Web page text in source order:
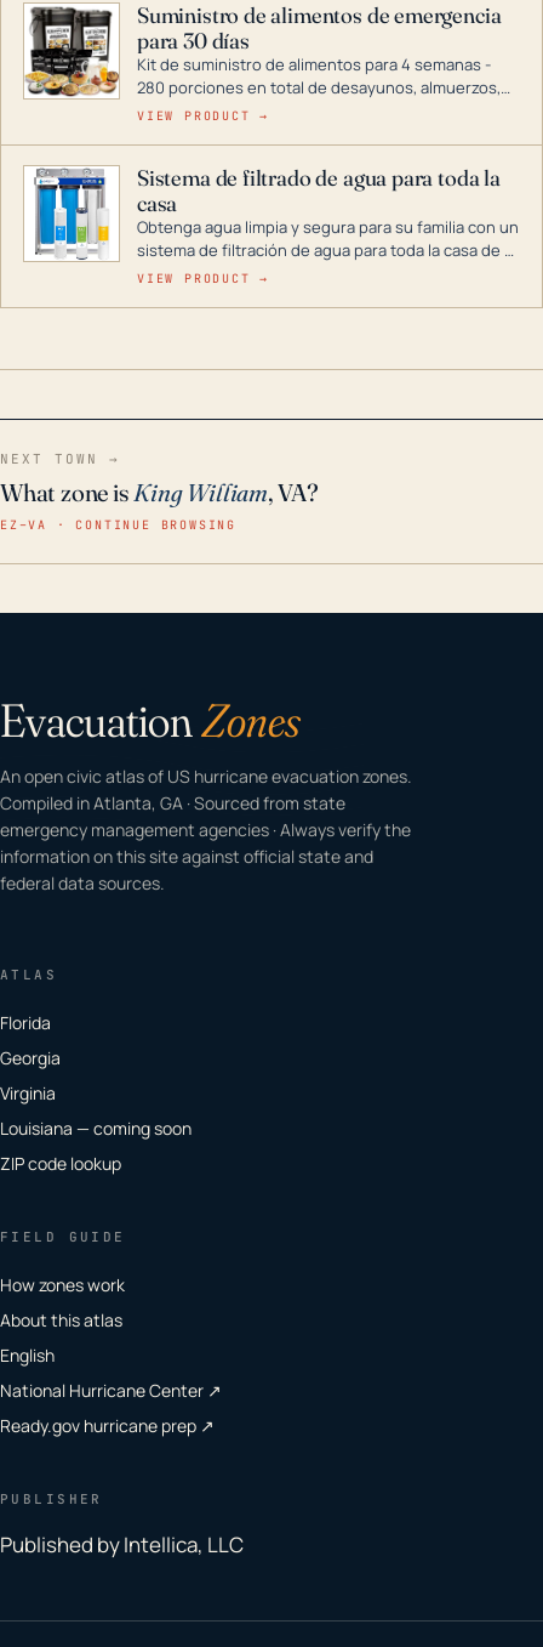
combustible dual, con una gama completa que
abarca desde inversores digitales hasta
generadores que pueden alimentar toda su casa.
Suministro de alimentos de emergencia
para 30 días
Kit de suministro de alimentos para 4 semanas -
280 porciones en total de desayunos, almuerzos,
cenas y postres. Se puede almacenar durante
VIEW PRODUCT →
Sistema de filtrado de agua para toda la
casa
Obtenga agua limpia y segura para su familia con un
sistema de filtración de agua para toda la casa de 3
etapas. La tecnología avanzada de este filtro
en situaciones de emergencia.
VIEW PRODUCT →
NEXT TOWN →
What zone isKing William, VA?
EZ–VA · CONTINUE BROWSING
EvacuationZones
An open civic atlas of US hurricane evacuation zones.
Compiled in Atlanta, GA · Sourced from state
emergency management agencies · Always verify the
information on this site against official state and
federal data sources.
ATLAS
Florida
Georgia
Virginia
Louisiana — coming soon
ZIP code lookup
FIELD GUIDE
How zones work
About this atlas
English
National Hurricane Center ↗
Ready.gov hurricane prep ↗
PUBLISHER
Published by Intellica, LLC